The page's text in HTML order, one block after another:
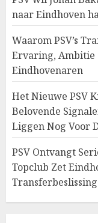
naar Eindhoven
Waarom PSV’s
Ervaring, Ambitie
Eindhovenaren
Het Nieuwe PSV
Belovende
Liggen Nog Voor
PSV Ontvangt
Topclub Zet